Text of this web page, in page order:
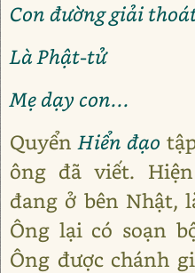
Con đường giải
Là Phật-tử
Mẹ dạy con...
QuyểnHiển đạo
ông đã viết.
đang ở bên Nhật,
Ông lại có soạn
Ông được chánh